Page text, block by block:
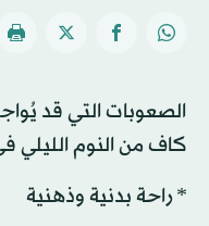
الصعوبات التي قد
كاف من النوم الليلي
* راحة بدنية وذهنية